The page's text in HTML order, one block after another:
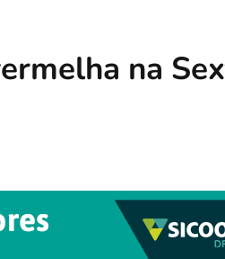
na